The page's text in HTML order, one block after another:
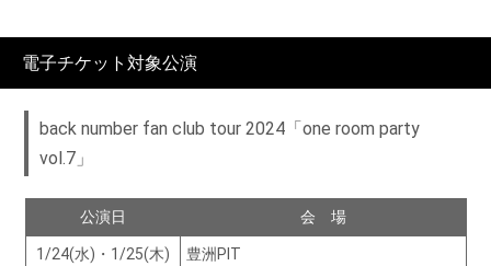
電子チケット対象公演
back number fan club tour 2024「one room party
vol.7」
公演日 会 場
1/24(水)・1/25(木) 豊洲PIT